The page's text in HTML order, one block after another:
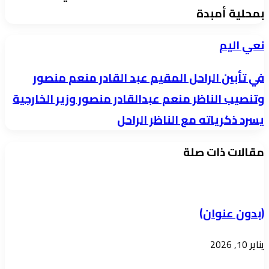
بمحلية أمبدة
نعي
نعي اليم
في
تأبين
الراحل
المقيم
عبد
وتنصيب
الناظر
منعم
في تأبين الراحل المقيم عبد القادر منعم منصور
وتنصيب الناظر منعم عبدالقادر منصور وزير الخارجية
يسرد ذكرياته مع الناظر الراحل
مقالات ذات صلة
(بدون عنوان)
يناير 10, 2026